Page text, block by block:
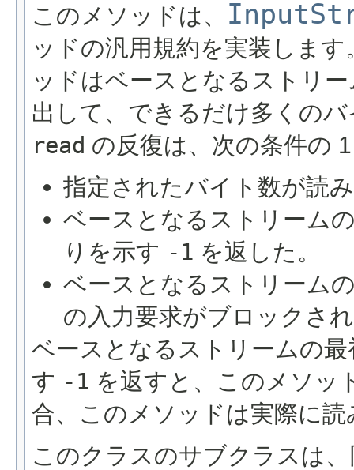
このメソッドは、
ッドの汎用規約を実装しま
ッドはベースとなるストリ
出して、できるだけ多くの
read の反復は、次の条件の
指定されたバイト数が読
ベースとなるストリーム
りを示す -1 を返した。
ベースとなるストリーム
の入力要求がブロックさ
ベースとなるストリームの
す -1 を返すと、このメソッ
合、このメソッドは実際に
このクラスのサブクラスは